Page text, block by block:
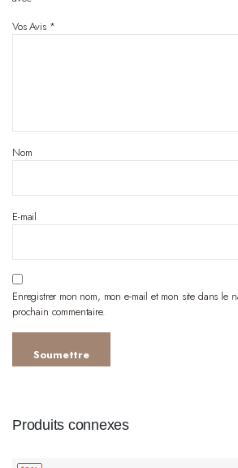
Vos Avis *
Nom
E-mail
Enregistrer mon nom, mon e-mail et mon site dans le
prochain commentaire.
Produits connexes